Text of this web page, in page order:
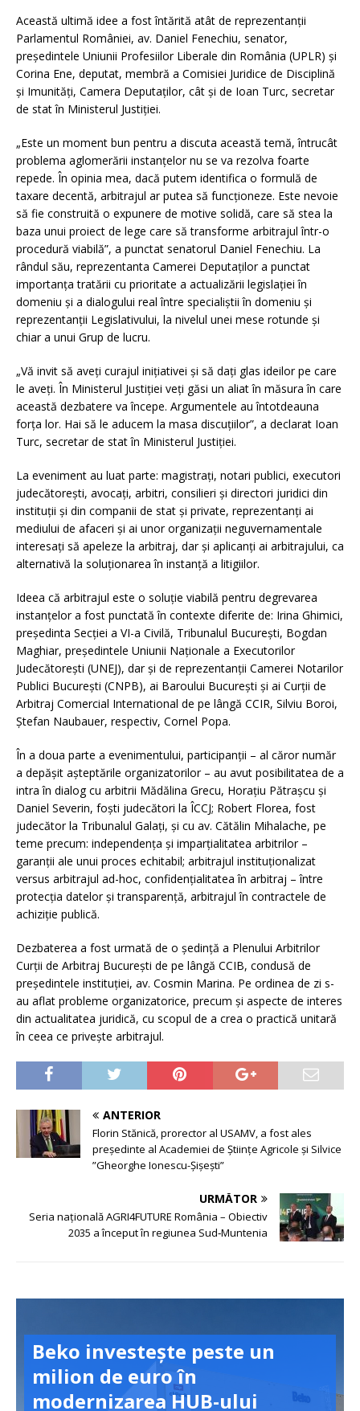
Această ultimă idee a fost întărită atât de reprezentanții
Parlamentul României, av. Daniel Fenechiu, senator,
președintele Uniunii Profesiilor Liberale din România (UPLR) și
Corina Ene, deputat, membră a Comisiei Juridice de Disciplină
și Imunități, Camera Deputaților, cât și de Ioan Turc, secretar
de stat în Ministerul Justiției.
„Este un moment bun pentru a discuta această temă, întrucât
problema aglomerării instanțelor nu se va rezolva foarte
repede. În opinia mea, dacă putem identifica o formulă de
taxare decentă, arbitrajul ar putea să funcționeze. Este nevoie
să fie construită o expunere de motive solidă, care să stea la
baza unui proiect de lege care să transforme arbitrajul într-o
procedură viabilă”, a punctat senatorul Daniel Fenechiu. La
rândul său, reprezentanta Camerei Deputaților a punctat
importanța tratării cu prioritate a actualizării legislației în
domeniu și a dialogului real între specialiștii în domeniu și
reprezentanții Legislativului, la nivelul unei mese rotunde și
chiar a unui Grup de lucru.
„Vă invit să aveți curajul inițiativei și să dați glas ideilor pe care
le aveți. În Ministerul Justiției veți găsi un aliat în măsura în care
această dezbatere va începe. Argumentele au întotdeauna
forța lor. Hai să le aducem la masa discuțiilor”, a declarat Ioan
Turc, secretar de stat în Ministerul Justiției.
La eveniment au luat parte: magistrați, notari publici, executori
judecătorești, avocați, arbitri, consilieri și directori juridici din
instituții și din companii de stat și private, reprezentanți ai
mediului de afaceri și ai unor organizații neguvernamentale
interesați să apeleze la arbitraj, dar și aplicanți ai arbitrajului, ca
alternativă la soluționarea în instanță a litigiilor.
Ideea că arbitrajul este o soluție viabilă pentru degrevarea
instanțelor a fost punctată în contexte diferite de: Irina Ghimici,
președinta Secției a VI-a Civilă, Tribunalul București, Bogdan
Maghiar, președintele Uniunii Naţionale a Executorilor
Judecătoreşti (UNEJ), dar și de reprezentanții Camerei Notarilor
Publici București (CNPB), ai Baroului București și ai Curții de
Arbitraj Comercial International de pe lângă CCIR, Silviu Boroi,
Ștefan Naubauer, respectiv, Cornel Popa.
În a doua parte a evenimentului, participanții – al căror număr
a depășit așteptările organizatorilor – au avut posibilitatea de a
intra în dialog cu arbitrii Mădălina Grecu, Horațiu Pătrașcu și
Daniel Severin, foști judecători la ÎCCJ; Robert Florea, fost
judecător la Tribunalul Galați, și cu av. Cătălin Mihalache, pe
teme precum: independența și imparțialitatea arbitrilor –
garanții ale unui proces echitabil; arbitrajul instituționalizat
versus arbitrajul ad-hoc, confidențialitatea în arbitraj – între
protecția datelor și transparență, arbitrajul în contractele de
achiziție publică.
Dezbaterea a fost urmată de o ședință a Plenului Arbitrilor
Curții de Arbitraj București de pe lângă CCIB, condusă de
președintele instituției, av. Cosmin Marina. Pe ordinea de zi s-
au aflat probleme organizatorice, precum și aspecte de interes
din actualitatea juridică, cu scopul de a crea o practică unitară
în ceea ce privește arbitrajul.
ANTERIOR
Florin Stănică, prorector al USAMV, a fost ales
preşedinte al Academiei de Ştiinţe Agricole şi Silvice
”Gheorghe Ionescu-Şişeşti”
URMĂTOR
Seria națională AGRI4FUTURE România – Obiectiv
2035 a început în regiunea Sud‑Muntenia
Beko investește peste un
milion de euro în
modernizarea HUB-ului